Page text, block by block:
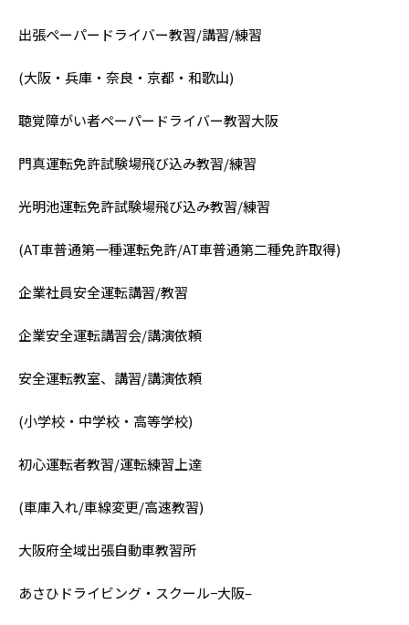
出張ペーパードライバー教習/講習/練習
(大阪・兵庫・奈良・京都・和歌山)
聴覚障がい者ペーパードライバー教習大阪
門真運転免許試験場飛び込み教習/練習
光明池運転免許試験場飛び込み教習/練習
(AT車普通第一種運転免許/AT車普通第二種免許取得)
企業社員安全運転講習/教習
企業安全運転講習会/講演依頼
安全運転教室、講習/講演依頼
(小学校・中学校・高等学校)
初心運転者教習/運転練習上達
(車庫入れ/車線変更/高速教習)
大阪府全域出張自動車教習所
あさひドライビング・スクール−大阪–